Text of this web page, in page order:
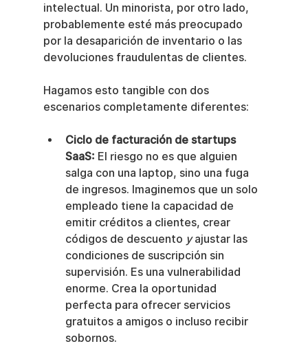
intelectual. Un minorista, por otro lado,
probablemente esté más preocupado
por la desaparición de inventario o las
devoluciones fraudulentas de clientes.
Hagamos esto tangible con dos
escenarios completamente diferentes:
Ciclo de facturación de startups
SaaS: El riesgo no es que alguien
salga con una laptop, sino una fuga
de ingresos. Imaginemos que un solo
empleado tiene la capacidad de
emitir créditos a clientes, crear
códigos de descuento y ajustar las
condiciones de suscripción sin
supervisión. Es una vulnerabilidad
enorme. Crea la oportunidad
perfecta para ofrecer servicios
gratuitos a amigos o incluso recibir
sobornos.